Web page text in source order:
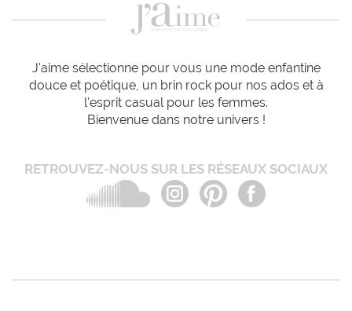
J'aime sélectionne pour vous une mode enfantine
douce et poétique, un brin rock pour nos ados et à
l'esprit casual pour les femmes.
Bienvenue dans notre univers !
RETROUVEZ-NOUS SUR LES RÉSEAUX SOCIAUX